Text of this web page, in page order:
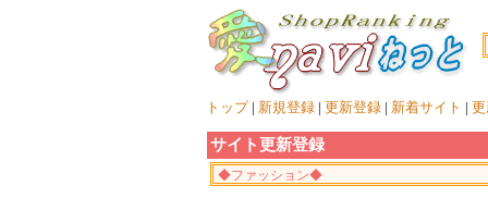
トップ| 新規登録 | 更新登録 | 新着サイト |
サイト更新登録